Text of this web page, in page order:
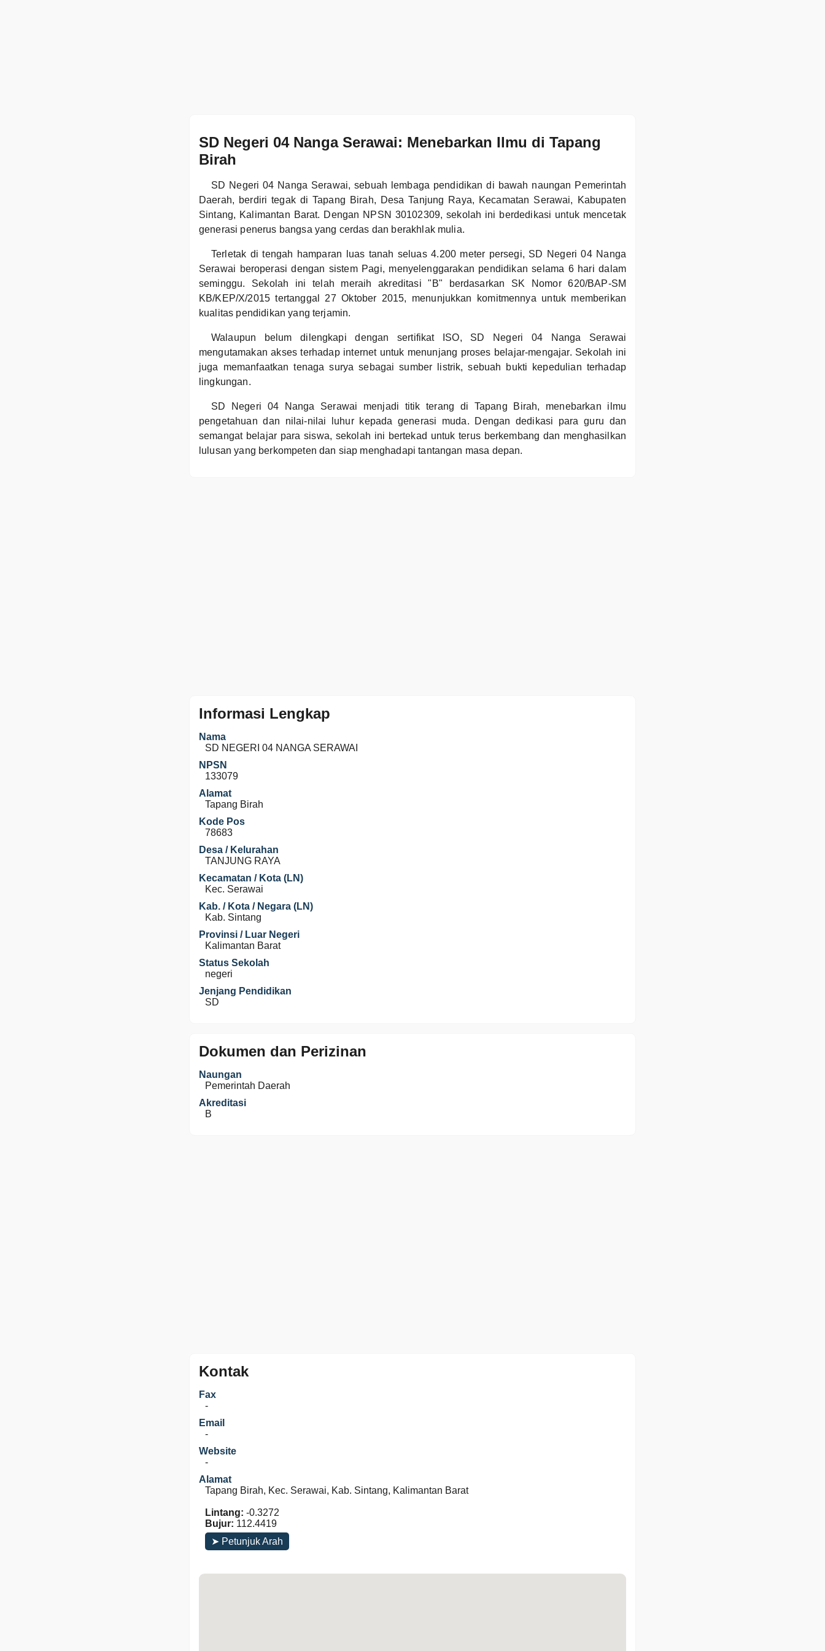
SD Negeri 04 Nanga Serawai: Menebarkan Ilmu di Tapang
Birah
SD Negeri 04 Nanga Serawai, sebuah lembaga pendidikan di bawah naungan Pemerintah
Daerah, berdiri tegak di Tapang Birah, Desa Tanjung Raya, Kecamatan Serawai, Kabupaten
Sintang, Kalimantan Barat. Dengan NPSN 30102309, sekolah ini berdedikasi untuk mencetak
generasi penerus bangsa yang cerdas dan berakhlak mulia.
Terletak di tengah hamparan luas tanah seluas 4.200 meter persegi, SD Negeri 04 Nanga
Serawai beroperasi dengan sistem Pagi, menyelenggarakan pendidikan selama 6 hari dalam
seminggu. Sekolah ini telah meraih akreditasi "B" berdasarkan SK Nomor 620/BAP-SM
KB/KEP/X/2015 tertanggal 27 Oktober 2015, menunjukkan komitmennya untuk memberikan
kualitas pendidikan yang terjamin.
Walaupun belum dilengkapi dengan sertifikat ISO, SD Negeri 04 Nanga Serawai
mengutamakan akses terhadap internet untuk menunjang proses belajar-mengajar. Sekolah ini
juga memanfaatkan tenaga surya sebagai sumber listrik, sebuah bukti kepedulian terhadap
lingkungan.
SD Negeri 04 Nanga Serawai menjadi titik terang di Tapang Birah, menebarkan ilmu
pengetahuan dan nilai-nilai luhur kepada generasi muda. Dengan dedikasi para guru dan
semangat belajar para siswa, sekolah ini bertekad untuk terus berkembang dan menghasilkan
lulusan yang berkompeten dan siap menghadapi tantangan masa depan.
Informasi Lengkap
Nama
SD NEGERI 04 NANGA SERAWAI
NPSN
133079
Alamat
Tapang Birah
Kode Pos
78683
Desa / Kelurahan
TANJUNG RAYA
Kecamatan / Kota (LN)
Kec. Serawai
Kab. / Kota / Negara (LN)
Kab. Sintang
Provinsi / Luar Negeri
Kalimantan Barat
Status Sekolah
negeri
Jenjang Pendidikan
SD
Dokumen dan Perizinan
Naungan
Pemerintah Daerah
Akreditasi
B
Kontak
Fax
-
Email
-
Website
-
Alamat
Tapang Birah, Kec. Serawai, Kab. Sintang, Kalimantan Barat
Lintang: -0.3272
Bujur: 112.4419
➤ Petunjuk Arah